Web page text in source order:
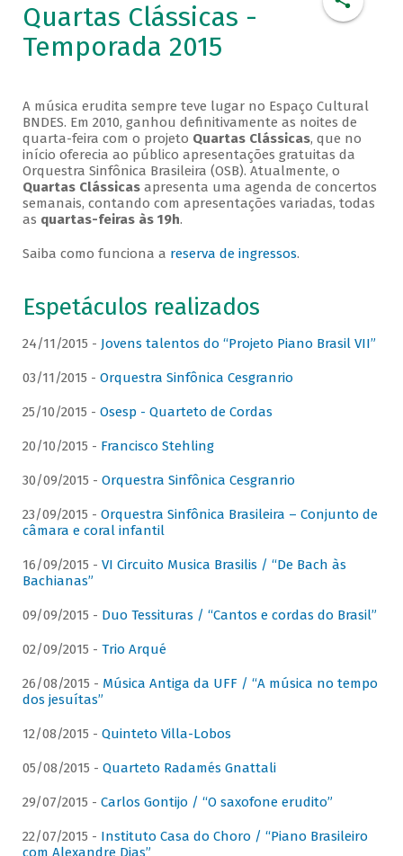
Quartas Clássicas -
Temporada 2015
A música erudita sempre teve lugar no Espaço Cultural
BNDES. Em 2010, ganhou definitivamente as noites de
quarta-feira com o projeto Quartas Clássicas, que no
início oferecia ao público apresentações gratuitas da
Orquestra Sinfônica Brasileira (OSB). Atualmente, o
Quartas Clássicasapresenta uma agenda de concertos
semanais, contando com apresentações variadas, todas
as quartas-feiras às 19h.
Saiba como funciona a reserva de ingressos.
Espetáculos realizados
24/11/2015 - Jovens talentos do “Projeto Piano Brasil VII”
03/11/2015 - Orquestra Sinfônica Cesgranrio
25/10/2015 - Osesp - Quarteto de Cordas
20/10/2015 - Francisco Stehling
30/09/2015 - Orquestra Sinfônica Cesgranrio
23/09/2015 - Orquestra Sinfônica Brasileira – Conjunto de
câmara e coral infantil
16/09/2015 - VI Circuito Musica Brasilis / “De Bach às
Bachianas”
09/09/2015 - Duo Tessituras / “Cantos e cordas do Brasil”
02/09/2015 - Trio Arqué
26/08/2015 - Música Antiga da UFF / “A música no tempo
dos jesuítas”
12/08/2015 - Quinteto Villa-Lobos
05/08/2015 - Quarteto Radamés Gnattali
29/07/2015 - Carlos Gontijo / “O saxofone erudito”
22/07/2015 - Instituto Casa do Choro / “Piano Brasileiro